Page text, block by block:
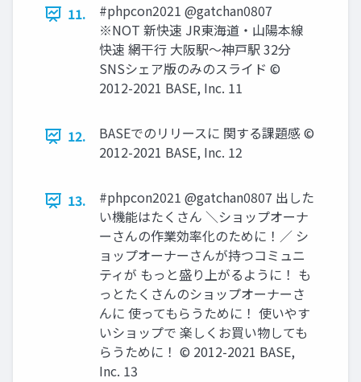
11.
#phpcon2021 @gatchan0807
※NOT 新快速 JR東海道・山陽本線
快速 網干行 大阪駅〜神戸駅 32分
SNSシェア版のみのスライド ©
2012-2021 BASE, Inc. 11
12.
BASEでのリリースに 関する課題感 ©
2012-2021 BASE, Inc. 12
13.
#phpcon2021 @gatchan0807 出した
い機能はたくさん ＼ショップオーナ
ーさんの作業効率化のために！／ シ
ョップオーナーさんが持つコミュニ
ティが もっと盛り上がるように！ も
っとたくさんのショップオーナーさ
んに 使ってもらうために！ 使いやす
いショップで 楽しくお買い物しても
らうために！ © 2012-2021 BASE,
Inc. 13